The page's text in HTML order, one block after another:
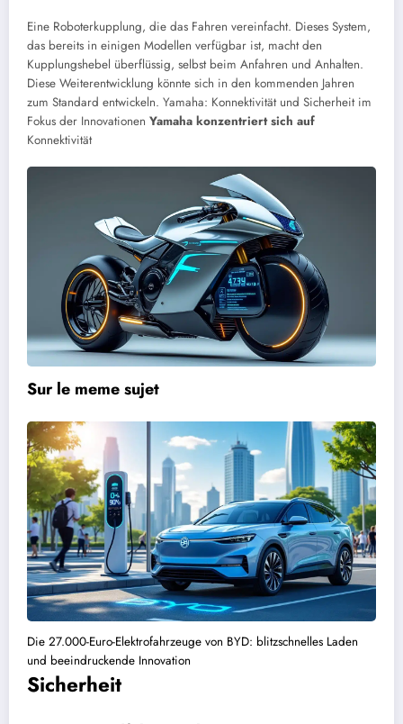
Eine Roboterkupplung, die das Fahren vereinfacht. Dieses System,
das bereits in einigen Modellen verfügbar ist, macht den
Kupplungshebel überflüssig, selbst beim Anfahren und Anhalten.
Diese Weiterentwicklung könnte sich in den kommenden Jahren
zum Standard entwickeln. Yamaha: Konnektivität und Sicherheit im
Fokus der Innovationen Yamaha konzentriert sich auf
Konnektivität
Sur le meme sujet
Die 27.000-Euro-Elektrofahrzeuge von BYD: blitzschnelles Laden
und beeindruckende Innovation
Sicherheit